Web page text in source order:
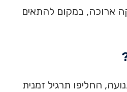
ארוכה, במקום להתאים
החליפו תרגיל זמנית